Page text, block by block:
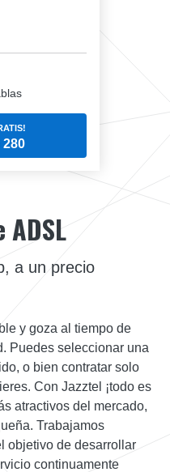
280
a un precio
y goza al tiempo de
Puedes seleccionar una
o bien contratar solo
Con Jazztel ¡todo es
atractivos del mercado,
Trabajamos
objetivo de desarrollar
continuamente